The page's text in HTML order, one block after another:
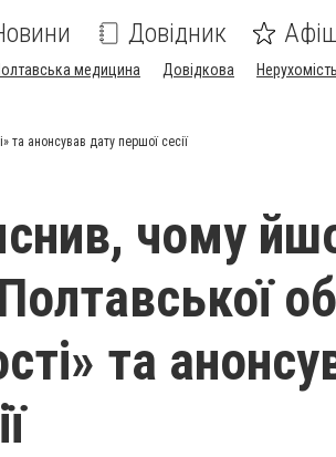
Довідник
медицина Довідкова Нерухомість
та анонсував дату першої сесії
чому
та